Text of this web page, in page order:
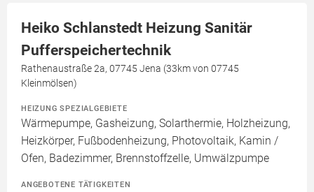
Heiko Schlanstedt Heizung Sanitär
Pufferspeichertechnik
Rathenaustraße 2a, 07745 Jena (33km von 07745
Kleinmölsen)
HEIZUNG SPEZIALGEBIETE
Wärmepumpe, Gasheizung, Solarthermie, Holzheizung,
Heizkörper, Fußbodenheizung, Photovoltaik, Kamin /
Ofen, Badezimmer, Brennstoffzelle, Umwälzpumpe
ANGEBOTENE TÄTIGKEITEN